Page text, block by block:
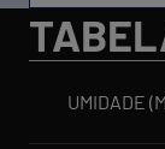
UMIDADE